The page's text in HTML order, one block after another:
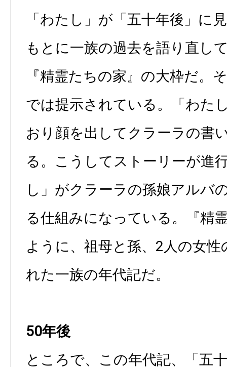
「わたし」が「五十年後」に
もとに一族の過去を語り直し
『精霊たちの家』の大枠だ。
では提示されている。「わた
おり顔を出してクラーラの書
る。こうしてストーリーが進
し」がクラーラの孫娘アルバ
る仕組みになっている。『精
ように、祖母と孫、2人の女
れた一族の年代記だ。
50年後
ところで、この年代記、「五